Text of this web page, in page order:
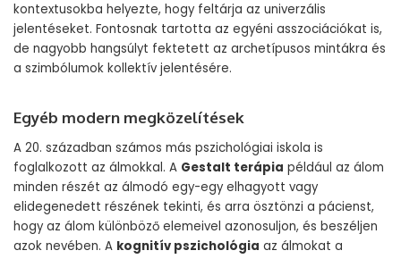
kontextusokba helyezte, hogy feltárja az univerzális
jelentéseket. Fontosnak tartotta az egyéni asszociációkat is,
de nagyobb hangsúlyt fektetett az archetípusos mintákra és
a szimbólumok kollektív jelentésére.
Egyéb modern megközelítések
A 20. században számos más pszichológiai iskola is
foglalkozott az álmokkal. A Gestalt terápia például az álom
minden részét az álmodó egy-egy elhagyott vagy
elidegenedett részének tekinti, és arra ösztönzi a pácienst,
hogy az álom különböző elemeivel azonosuljon, és beszéljen
azok nevében. A kognitív pszichológia az álmokat a